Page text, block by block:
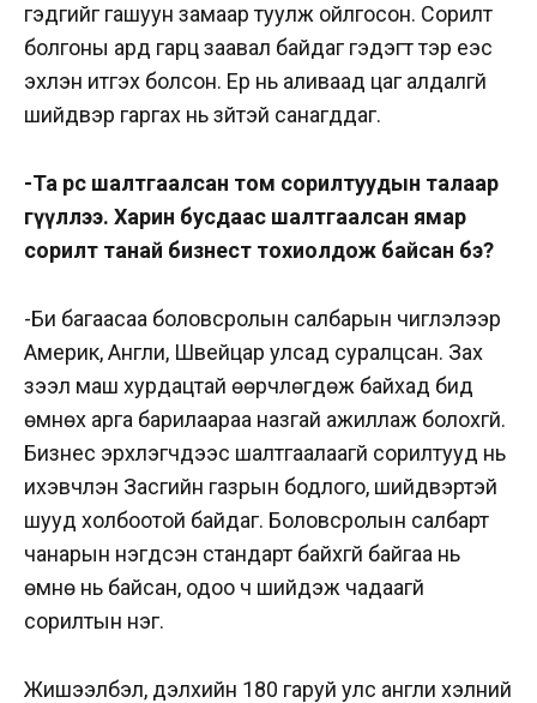
гэдгийг гашуун замаар туулж ойлгосон. Сорилт
болгоны ард гарц заавал байдаг гэдэгт тэр үеэс
эхлэн итгэх болсон. Ер нь аливаад цаг алдалгүй
шийдвэр гаргах нь зүйтэй санагддаг.
-Та өөрөөс шалтгаалсан том сорилтуудын талаар
өгүүллээ. Харин бусдаас шалтгаалсан ямар
сорилт танай бизнест тохиолдож байсан бэ?
-Би багаасаа боловсролын салбарын чиглэлээр
Америк, Англи, Швейцар улсад суралцсан. Зах
зээл маш хурдацтай өөрчлөгдөж байхад бид
өмнөх арга барилаараа назгай ажиллаж болохгүй.
Бизнес эрхлэгчдээс шалтгаалаагүй сорилтууд нь
ихэвчлэн Засгийн газрын бодлого, шийдвэртэй
шууд холбоотой байдаг. Боловсролын салбарт
чанарын нэгдсэн стандарт байхгүй байгаа нь
өмнө нь байсан, одоо ч шийдэж чадаагүй
сорилтын нэг.
Жишээлбэл, дэлхийн 180 гаруй улс англи хэлний